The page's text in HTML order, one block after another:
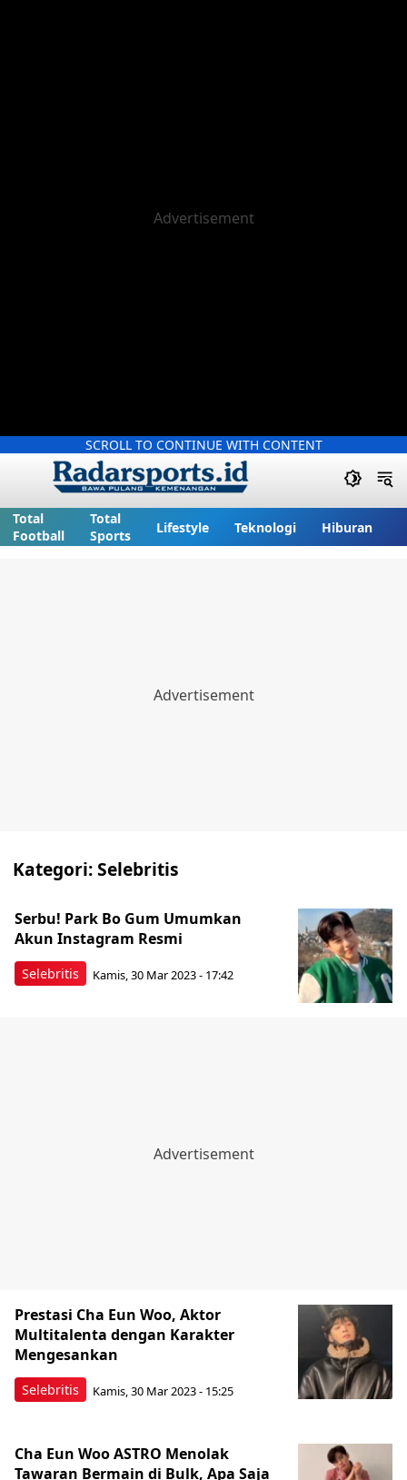
SCROLL TO CONTINUE WITH CONTENT
Total
Football
Total
Sports
Lifestyle Teknologi Hiburan
Kategori:Selebritis
Selebritis
Serbu! Park Bo Gum Umumkan
Akun Instagram Resmi
Kamis, 30 Mar 2023 - 17:42
Selebritis
Prestasi Cha Eun Woo, Aktor
Multitalenta dengan Karakter
Mengesankan
Kamis, 30 Mar 2023 - 15:25
Cha Eun Woo ASTRO Menolak
Tawaran Bermain di Bulk, Apa Saja